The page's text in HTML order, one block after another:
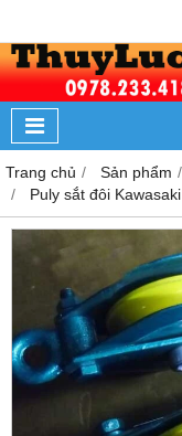
Trang chủ Sản phẩm
Puly sắt đôi Kawasaki